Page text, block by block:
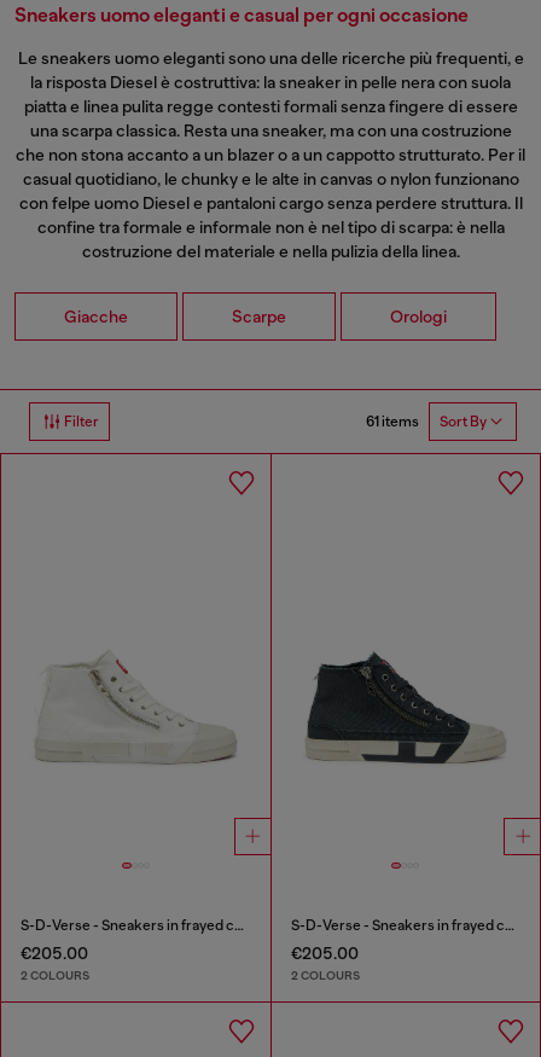
Sneakers uomo eleganti e casual per ogni occasione
Le sneakers uomo eleganti sono una delle ricerche più frequenti, e
la risposta Diesel è costruttiva: la sneaker in pelle nera con suola
piatta e linea pulita regge contesti formali senza fingere di essere
una scarpa classica. Resta una sneaker, ma con una costruzione
che non stona accanto a un blazer o a un cappotto strutturato. Per il
casual quotidiano, le chunky e le alte in canvas o nylon funzionano
confelpe uomoDiesel e pantaloni cargo senza perdere struttura. Il
confine tra formale e informale non è nel tipo di scarpa: è nella
costruzione del materiale e nella pulizia della linea.
Giacche Scarpe Orologi
Filter 61 items Sort By
S-D-Verse - Sneakers in frayed canvas with D logo
€205.00
2 COLOURS
S-D-Verse - Sneakers in frayed canvas with D logo
€205.00
2 COLOURS